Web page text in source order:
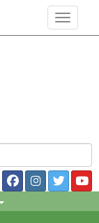
Toggle